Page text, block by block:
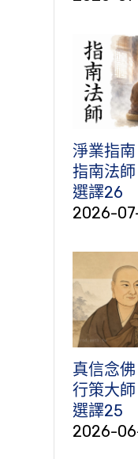
淨業指南
指南法
選譯26
2026-
真信念佛
行策大
選譯25
2026-